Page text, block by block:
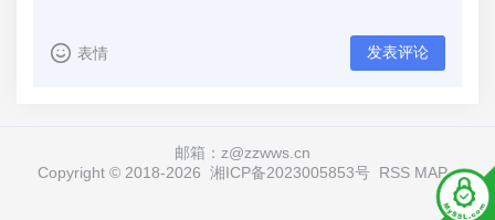
表情 发表评论
邮箱：z@zzwws.cn
Copyright © 2018-2026 湘ICP备2023005853号 RSS MAP